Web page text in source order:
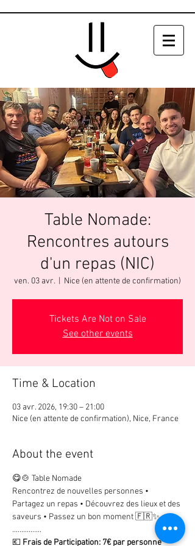
Table Nomade:
Rencontres autours
d'un repas (NIC)
ven. 03 avr. Nice (en attente de confirmation)
Tickets Are Not on Sale
See other events
Time & Location
03 avr. 2026, 19:30 – 21:00
Nice (en attente de confirmation), Nice, France
About the event
😋🍲 Table Nomade
Rencontrez de nouvelles personnes •
Partagez un repas • Découvrez des lieux et des
saveurs • Passez un bon moment 🇫🇷✨
................
💶 Frais de Participation: 7€ par personne